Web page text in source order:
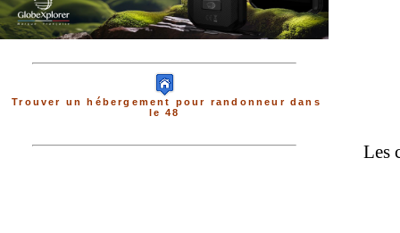
Trouver un hébergement pour randonneur dans
le 48
Les